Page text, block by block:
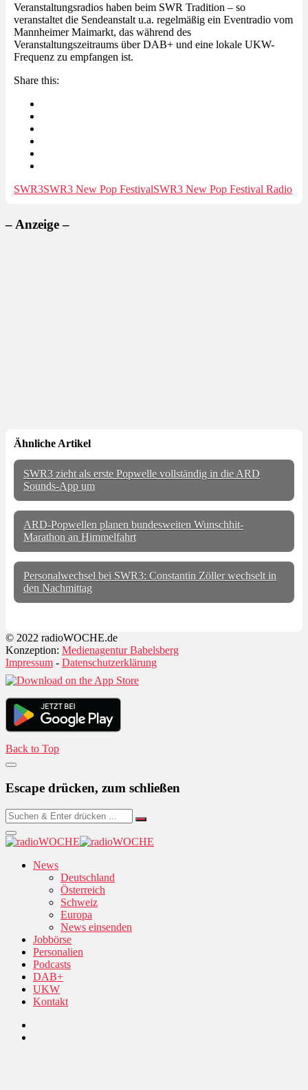
Veranstaltungsradios haben beim SWR Tradition – so
veranstaltet die Sendeanstalt u.a. regelmäßig ein Eventradio vom
Mannheimer Maimarkt, das während des
Veranstaltungszeitraums über DAB+ und eine lokale UKW-
Frequenz zu empfangen ist.
Share this:
SWR3SWR3 New Pop FestivalSWR3 New Pop Festival Radio
– Anzeige –
Ähnliche Artikel
SWR3 zieht als erste Popwelle vollständig in die ARD
Sounds-App um
ARD-Popwellen planen bundesweiten Wunschhit-
Marathon an Himmelfahrt
Personalwechsel bei SWR3: Constantin Zöller wechselt in
den Nachmittag
© 2022 radioWOCHE.de
Konzeption: Medienagentur Babelsberg
Impressum - Datenschutzerklärung
Back to Top
Escape drücken, zum schließen
News
Deutschland
Österreich
Schweiz
Europa
News einsenden
Jobbörse
Personalien
Podcasts
DAB+
UKW
Kontakt